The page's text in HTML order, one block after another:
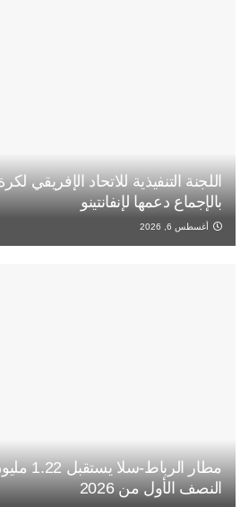
اللجنة التنفيذية للاتحاد الإفريقي
بالإجماع دعمها لإنفانتينو
أغسطس 6, 2026
مطار
النصف الأول من 2026